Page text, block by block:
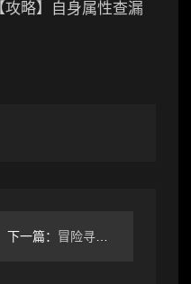
下一篇： 冒险寻宝然后打败魔王娟，洗洗睡吧，现在是战士的时代了